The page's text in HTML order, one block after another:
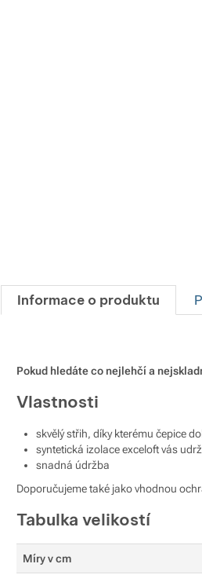
Informace o produktu
Pokud hledáte co nejlehčí a
Vlastnosti
skvělý střih, díky kterému čepice
syntetická izolace exceloft vás
snadná údržba
Doporučujeme také jako vhodnou
Tabulka velikostí
Míry v cm